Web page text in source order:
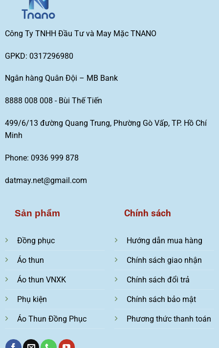
Công Ty TNHH Đầu Tư và May Mặc TNANO
GPKD: 0317296980
Ngân hàng Quân Đội – MB Bank
8888 008 008 - Bùi Thế Tiến
499/6/13 đường Quang Trung, Phường Gò Vấp, TP. Hồ Chí
Minh
Phone: 0936 999 878
datmay.net@gmail.com
Sản phẩm
Đồng phục
Áo thun
Áo thun VNXK
Phụ kiện
Áo Thun Đồng Phục
Chính sách
Hướng dẫn mua hàng
Chính sách giao nhận
Chính sách đổi trả
Chính sách bảo mật
Phương thức thanh toán